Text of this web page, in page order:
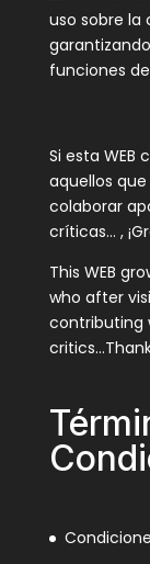
uso sobre la
funciones
Si esta WEB
aquellos
colaborar
críticas… ,
This WEB
who after
contributing